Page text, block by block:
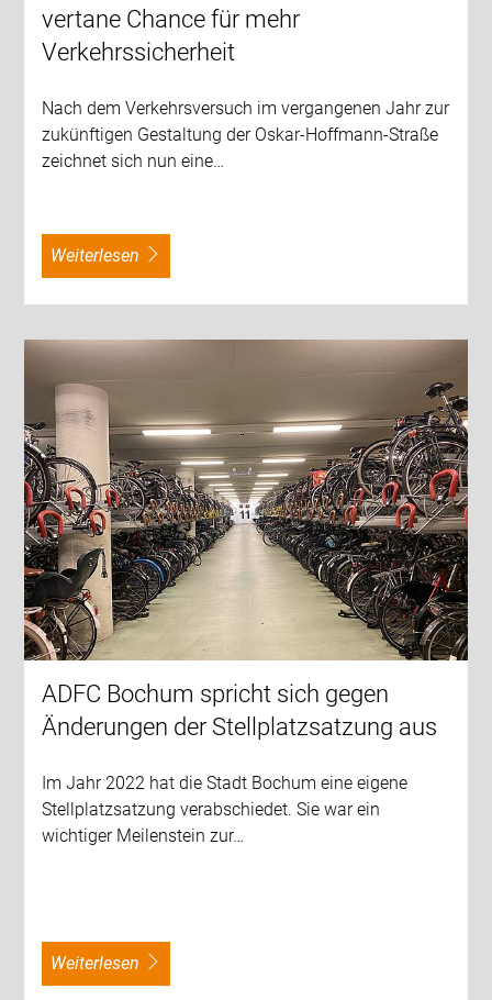
vertane Chance für mehr
Verkehrssicherheit
Nach dem Verkehrsversuch im vergangenen Jahr zur
zukünftigen Gestaltung der Oskar-Hoffmann-Straße
zeichnet sich nun eine…
weiterlesen
ADFC Bochum spricht sich gegen
Änderungen der Stellplatzsatzung aus
Im Jahr 2022 hat die Stadt Bochum eine eigene
Stellplatzsatzung verabschiedet. Sie war ein
wichtiger Meilenstein zur…
weiterlesen